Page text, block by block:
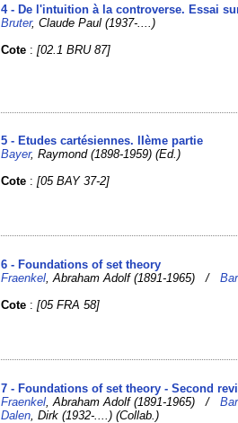
4 - De l'intuition à la controverse. Essai
Bruter, Claude Paul (1937-....)
Cote :[02.1 BRU 87]
5 - Etudes cartésiennes. IIème partie
Bayer, Raymond (1898-1959) (Ed.)
Cote :[05 BAY 37-2]
6 - Foundations of set theory
Fraenkel , Abraham Adolf (1891-1965) /
Cote :[05 FRA 58]
7 - Foundations of set theory - Second
Fraenkel , Abraham Adolf (1891-1965) /
Dalen , Dirk (1932-....) (Collab.)